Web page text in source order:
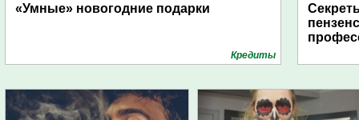
«Умные» новогодние подарки
Кредиты